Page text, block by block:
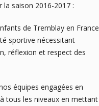
la saison 2016-2017 :
de Tremblay en France
sportive nécessitant
réflexion et respect des
équipes engagées en
tous les niveaux en mettant